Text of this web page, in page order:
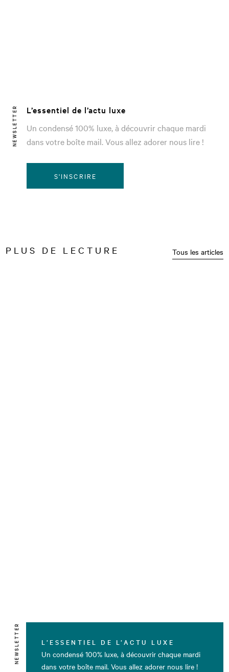
NEWSLETTER
L’essentiel de l’actu luxe
Un condensé 100% luxe, à découvrir chaque mardi
dans votre boîte mail. Vous allez adorer nous lire !
S'INSCRIRE
PLUS DE LECTURE Tous les articles
NEWSLETTER L’ESSENTIEL DE L’ACTU LUXE
Un condensé 100% luxe, à découvrir chaque mardi
dans votre boîte mail. Vous allez adorer nous lire !